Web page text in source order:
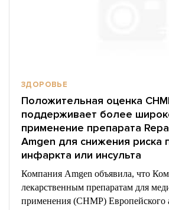
ЗДОРОВЬЕ
Положительная оценка
поддерживает более
применение препарата
Amgen для снижения риска
инфаркта или инсульта
Компания Amgen объявила, что
лекарственным препаратам для
применения (CHMP) Европейского